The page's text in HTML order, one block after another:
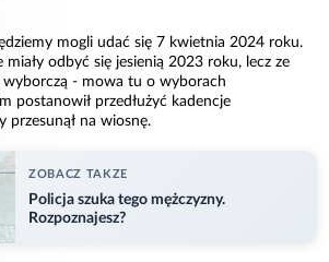
mogli udać się 7 kwietnia 2024 roku.
odbyć się jesienią 2023 roku, lecz ze
wyborczą - mowa tu o wyborach
postanowił przedłużyć kadencje
przesunął na wiosnę.
ZOBACZ TAKZE
Policja szuka tego mężczyzny.
Rozpoznajesz?